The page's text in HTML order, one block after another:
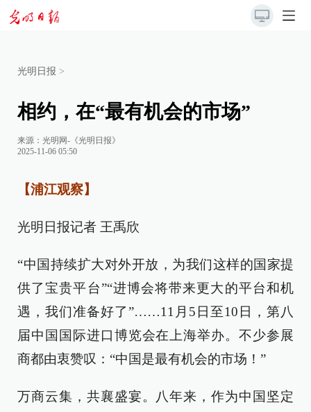
光明日报 >
相约，在“最有机会的市场”
来源： 光明网-《光明日报》
2025-11-06 05:50
【浦江观察】
光明日报记者 王禹欣
“中国持续扩大对外开放，为我们这样的国家提
供了宝贵平台”“进博会将带来更大的平台和机
遇，我们准备好了”……11月5日至10日，第八
届中国国际进口博览会在上海举办。不少参展
商都由衷赞叹：“中国是最有机会的市场！”
万商云集，共襄盛宴。八年来，作为中国坚定